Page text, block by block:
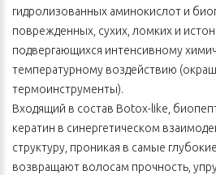
гидролизованных аминокислот и
поврежденных, сухих, ломких и
подвергающихся интенсивному
температурному воздействию
термоинструменты).
Входящий в состав Botox-like,
кератин в синергетическом
структуру, проникая в самые
возвращают волосам прочность,